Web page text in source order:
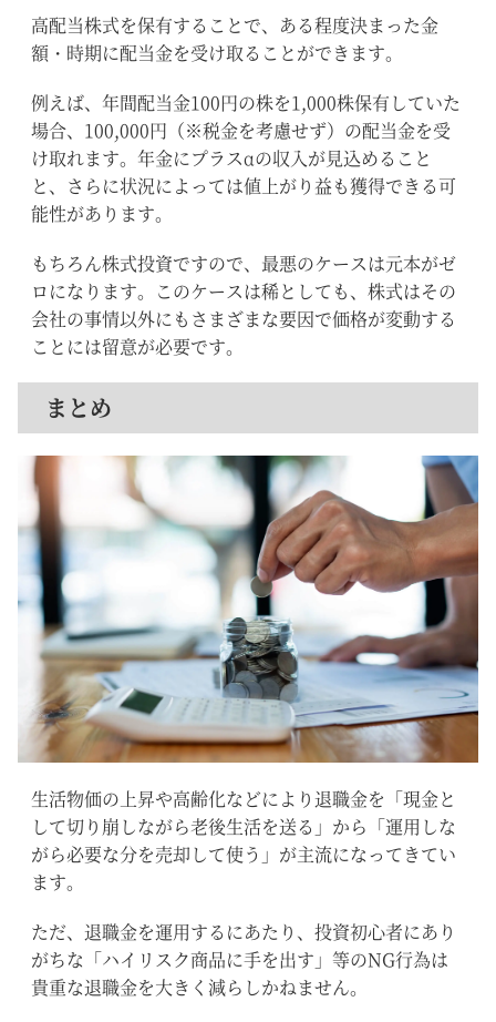
高配当株式を保有することで、ある程度決まった金
額・時期に配当金を受け取ることができます。
例えば、年間配当金100円の株を1,000株保有していた
場合、100,000円（※税金を考慮せず）の配当金を受
け取れます。年金にプラスαの収入が見込めること
と、さらに状況によっては値上がり益も獲得できる可
能性があります。
もちろん株式投資ですので、最悪のケースは元本がゼ
ロになります。このケースは稀としても、株式はその
会社の事情以外にもさまざまな要因で価格が変動する
ことには留意が必要です。
まとめ
生活物価の上昇や高齢化などにより退職金を「現金と
して切り崩しながら老後生活を送る」から「運用しな
がら必要な分を売却して使う」が主流になってきてい
ます。
ただ、退職金を運用するにあたり、投資初心者にあり
がちな「ハイリスク商品に手を出す」等のNG行為は
貴重な退職金を大きく減らしかねません。